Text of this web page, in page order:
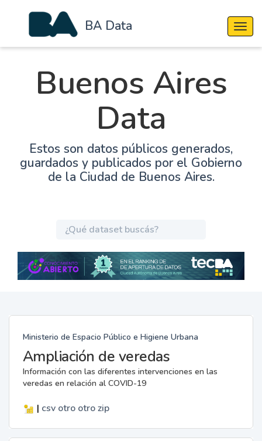
BA Data
Buenos Aires
Data
Estos son datos públicos generados,
guardados y publicados por el Gobierno
de la Ciudad de Buenos Aires.
Ministerio de Espacio Público e Higiene Urbana
Ampliación de veredas
Información con las diferentes intervenciones en las
veredas en relación al COVID-19
| csv otro otro zip